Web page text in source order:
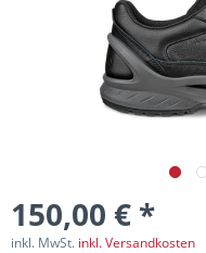
150,00 € *
inkl. MwSt. inkl. Versandkosten